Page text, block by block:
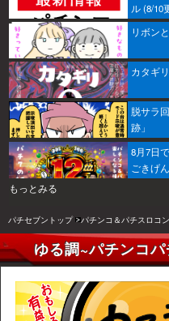
ル (8/10
リボン
カタギ
脱サラ
跡」
8月7日
ごきげ
もっとみる
パチセブントップ パチンコ＆パチスロコ
ゆる調~パチンコ